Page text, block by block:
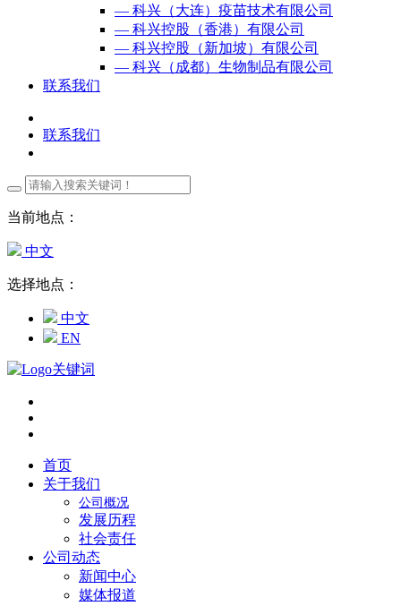
— 科兴（大连）疫苗技术有限公司
— 科兴控股（香港）有限公司
— 科兴控股（新加坡）有限公司
— 科兴（成都）生物制品有限公司
联系我们
联系我们
当前地点：
中文
选择地点：
中文
EN
首页
关于我们
公司概况
发展历程
社会责任
公司动态
新闻中心
媒体报道